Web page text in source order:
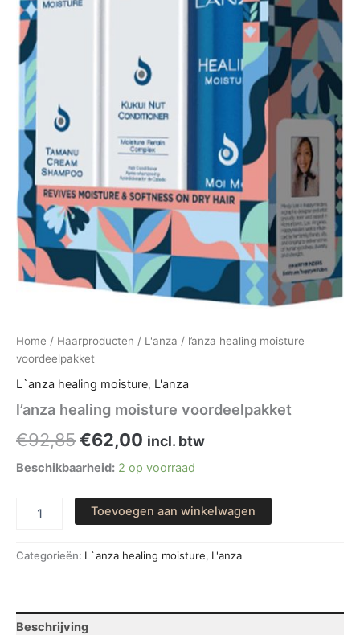
Home / Haarproducten / L'anza / l’anza healing moisture
voordeelpakket
L`anza healing moisture, L'anza
l’anza healing moisture voordeelpakket
€92,85Oorspronkelijke
prijs
was:
€92,85.
€62,00 Huidige
prijs
is:
€62,00.
incl. btw
Beschikbaarheid: 2 op voorraad
healing
voordeelpakket
Toevoegen aan winkelwagen
Categorieën: L`anza healing moisture, L'anza
Beschrijving